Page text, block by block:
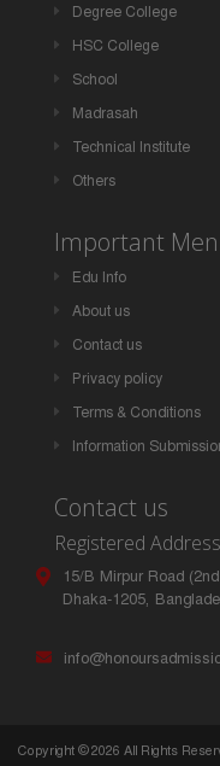
Degree College
HSC College
School
Madrasah
Technical Institute
Others
Important
Edu Info
About us
Contact us
Privacy policy
Terms & Conditions
Information
Contact us
Registered Address
15/B Mirpur Road
Dhaka-1205,
Copyright ©2026 All Rights